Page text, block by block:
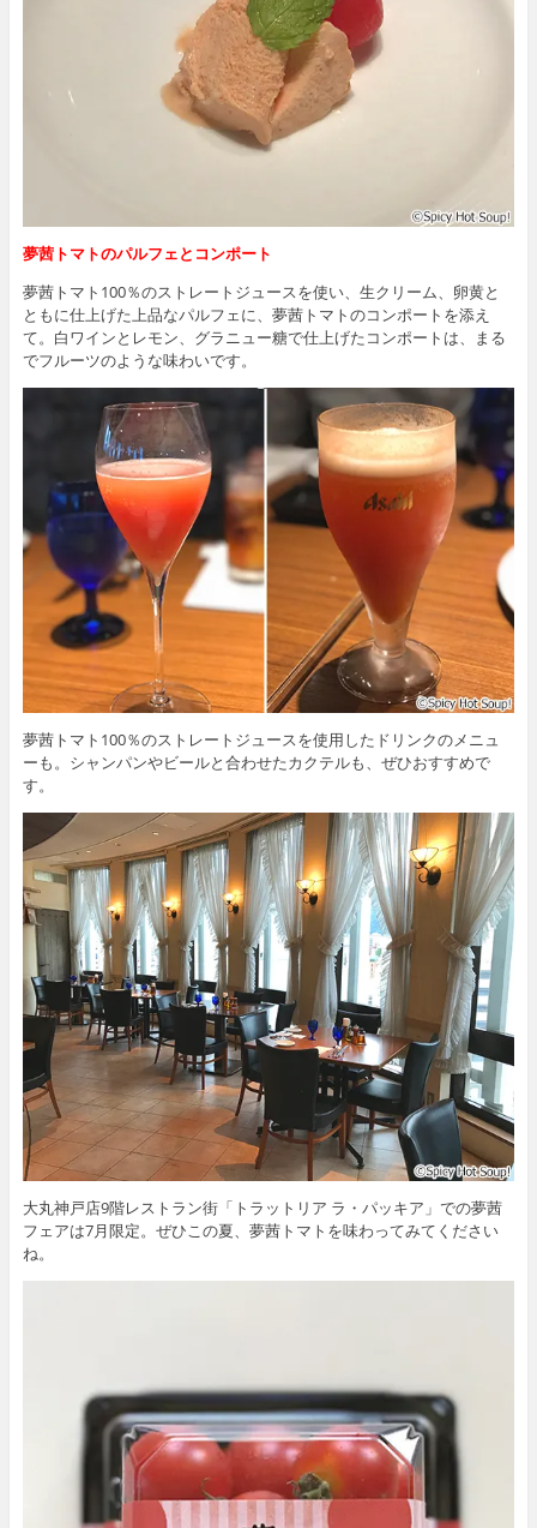
夢茜トマトのパルフェとコンポート
夢茜トマト100％のストレートジュースを使い、生クリーム、卵黄と
ともに仕上げた上品なパルフェに、夢茜トマトのコンポートを添え
て。白ワインとレモン、グラニュー糖で仕上げたコンポートは、まる
でフルーツのような味わいです。
夢茜トマト100％のストレートジュースを使用したドリンクのメニュ
ーも。シャンパンやビールと合わせたカクテルも、ぜひおすすめで
す。
大丸神戸店9階レストラン街「トラットリア ラ・パッキア」での夢茜
フェアは7月限定。ぜひこの夏、夢茜トマトを味わってみてください
ね。